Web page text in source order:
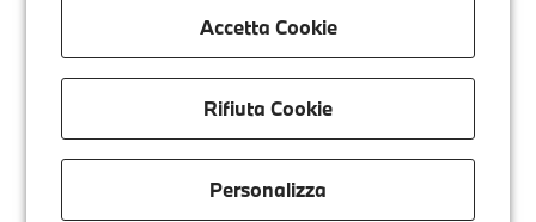
Personalizza
Rifiuta Cookie
Accetta Cookie